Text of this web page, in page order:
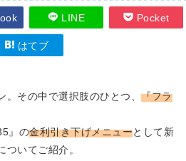
LINE Pocket
はてブ
その中で選択肢のひとつ、 『フラ
』の金利引き下げメニューとして新
ついてご紹介。